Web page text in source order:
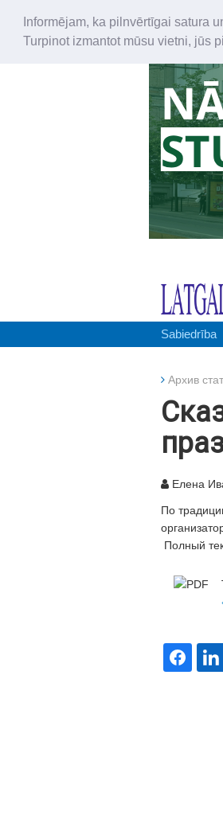
Informējam, ka pilnvērtīgai satura
Turpinot izmantot mūsu vietni, jūs
Sabiedrība
Архив
Елена
По
Полный